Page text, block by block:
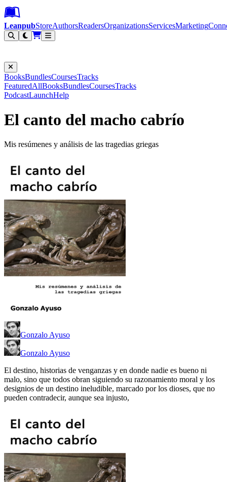
Leanpub Header
Leanpub Navigation
Skip to main content
Go to Leanpub.com
LeanpubStoreAuthorsReadersOrganizationsServicesMarketing
BooksBundlesCoursesTracks
FeaturedAllBooksBundlesCoursesTracks
PodcastLaunchHelp
El canto del macho cabrío
Mis resúmenes y análisis de las tragedias griegas
Gonzalo Ayuso
Gonzalo Ayuso
El destino, historias de venganzas y en donde nadie es bueno ni
malo, sino que todos obran siguiendo su razonamiento moral y los
designios de un destino ineludible, marcado por los dioses, que no
pueden contradecir, aunque sea injusto,